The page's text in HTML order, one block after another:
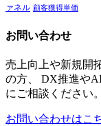
ァネル 顧客獲得単価
お問い合わせ
売上向上や新規開
の方、 DX推進や
にご相談ください。
お問い合わせはこ